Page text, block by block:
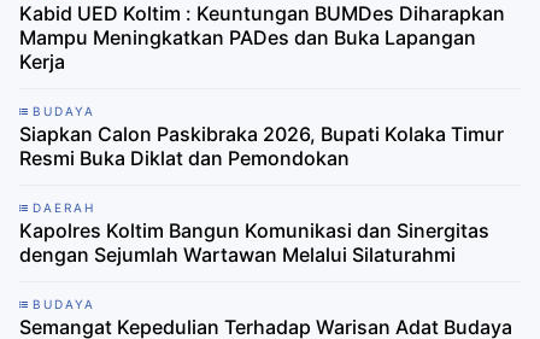
Kabid UED Koltim : Keuntungan BUMDes Diharapkan
Mampu Meningkatkan PADes dan Buka Lapangan
Kerja
BUDAYA
Siapkan Calon Paskibraka 2026, Bupati Kolaka Timur
Resmi Buka Diklat dan Pemondokan
DAERAH
Kapolres Koltim Bangun Komunikasi dan Sinergitas
dengan Sejumlah Wartawan Melalui Silaturahmi
BUDAYA
Semangat Kepedulian Terhadap Warisan Adat Budaya